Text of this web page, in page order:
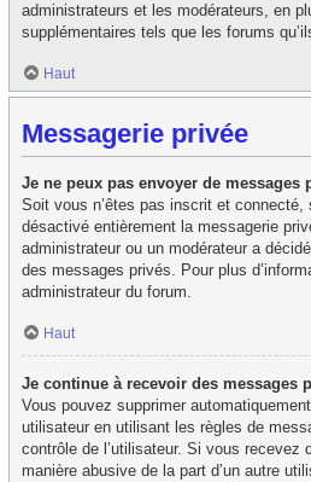
administrateurs et les modérateurs, en
supplémentaires tels que les forums
Haut
Messagerie privée
Je ne peux pas envoyer de messages
Soit vous n’êtes pas inscrit et connecté,
désactivé entièrement la messagerie
administrateur ou un modérateur a
des messages privés. Pour plus
administrateur du forum.
Haut
Je continue à recevoir des messages
Vous pouvez supprimer
utilisateur en utilisant les règles de
contrôle de l’utilisateur. Si vous recevez
manière abusive de la part d’un autre